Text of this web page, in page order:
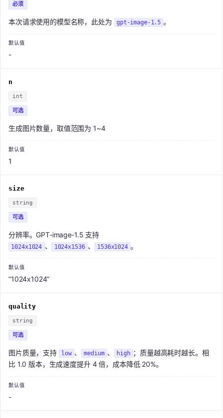
必须
-
本次请求使用的模型名称，此处为 gpt-image-1.5 。
n
int
可选
1
生成图片数量，取值范围为 1~4
size
string
可选
“1024x1024”
分辨率。GPT‑image‑1.5 支持
1024x1024 、 1024x1536 、 1536x1024 。
quality
string
可选
-
图片质量，支持 low 、 medium 、 high ；质量越高耗时越长。相
比 1.0 版本，生成速度提升 4 倍，成本降低 20%。